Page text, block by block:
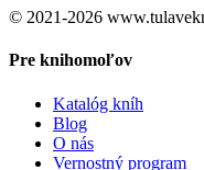
© 2021-2026
Pre knihomoľov
Katalóg kníh
Blog
O nás
Vernostný program